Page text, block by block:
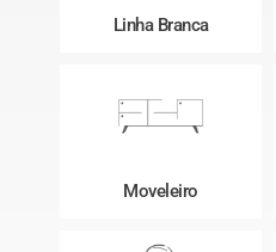
Linha Branca
Moveleiro